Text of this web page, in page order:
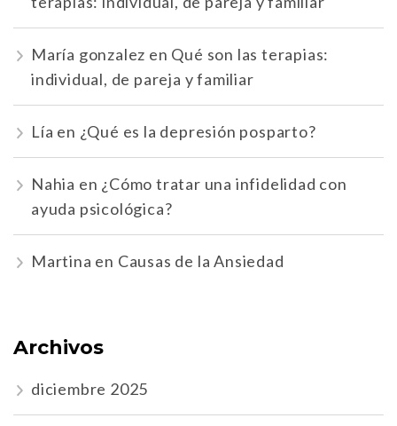
María gonzalez en Qué son las terapias:
individual, de pareja y familiar
Lía en ¿Qué es la depresión posparto?
Nahia en ¿Cómo tratar una infidelidad con
ayuda psicológica?
Martina en Causas de la Ansiedad
Archivos
diciembre 2025